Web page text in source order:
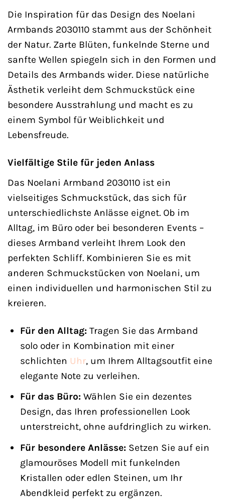
Die Inspiration für das Design des Noelani
Armbands 2030110 stammt aus der Schönheit
der Natur. Zarte Blüten, funkelnde Sterne und
sanfte Wellen spiegeln sich in den Formen und
Details des Armbands wider. Diese natürliche
Ästhetik verleiht dem Schmuckstück eine
besondere Ausstrahlung und macht es zu
einem Symbol für Weiblichkeit und
Lebensfreude.
Vielfältige Stile für jeden Anlass
Das Noelani Armband 2030110 ist ein
vielseitiges Schmuckstück, das sich für
unterschiedlichste Anlässe eignet. Ob im
Alltag, im Büro oder bei besonderen Events –
dieses Armband verleiht Ihrem Look den
perfekten Schliff. Kombinieren Sie es mit
anderen Schmuckstücken von Noelani, um
einen individuellen und harmonischen Stil zu
kreieren.
Für den Alltag:Tragen Sie das Armband
solo oder in Kombination mit einer
schlichten Uhr, um Ihrem Alltagsoutfit eine
elegante Note zu verleihen.
Für das Büro:Wählen Sie ein dezentes
Design, das Ihren professionellen Look
unterstreicht, ohne aufdringlich zu wirken.
Für besondere Anlässe:Setzen Sie auf ein
glamouröses Modell mit funkelnden
Kristallen oder edlen Steinen, um Ihr
Abendkleid perfekt zu ergänzen.